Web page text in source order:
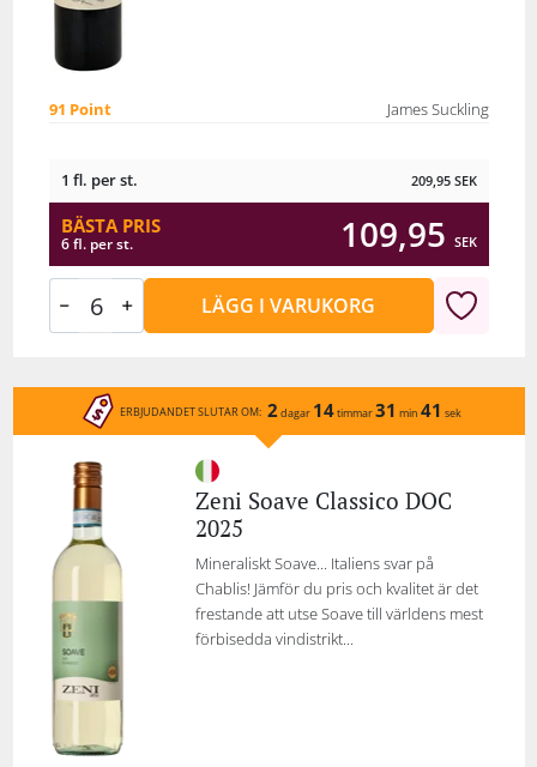
91 Point James Suckling
1 fl. per st. 209,95 SEK
BÄSTA PRIS
6 fl. per st. 109,95 SEK
LÄGG I VARUKORG
ERBJUDANDET SLUTAR OM: 2 dagar 14timmar31 min 41 sek
Zeni Soave Classico DOC
2025
Mineraliskt Soave... Italiens svar på
Chablis! Jämför du pris och kvalitet är det
frestande att utse Soave till världens mest
förbisedda vindistrikt...